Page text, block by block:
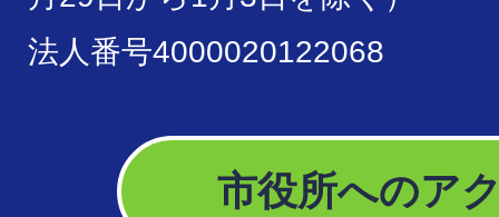
法人番号4000020122068
市役所へのア